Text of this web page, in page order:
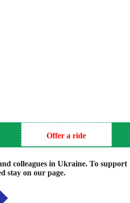
Offer a ride
colleagues in Ukraine. To support
stay on our page.